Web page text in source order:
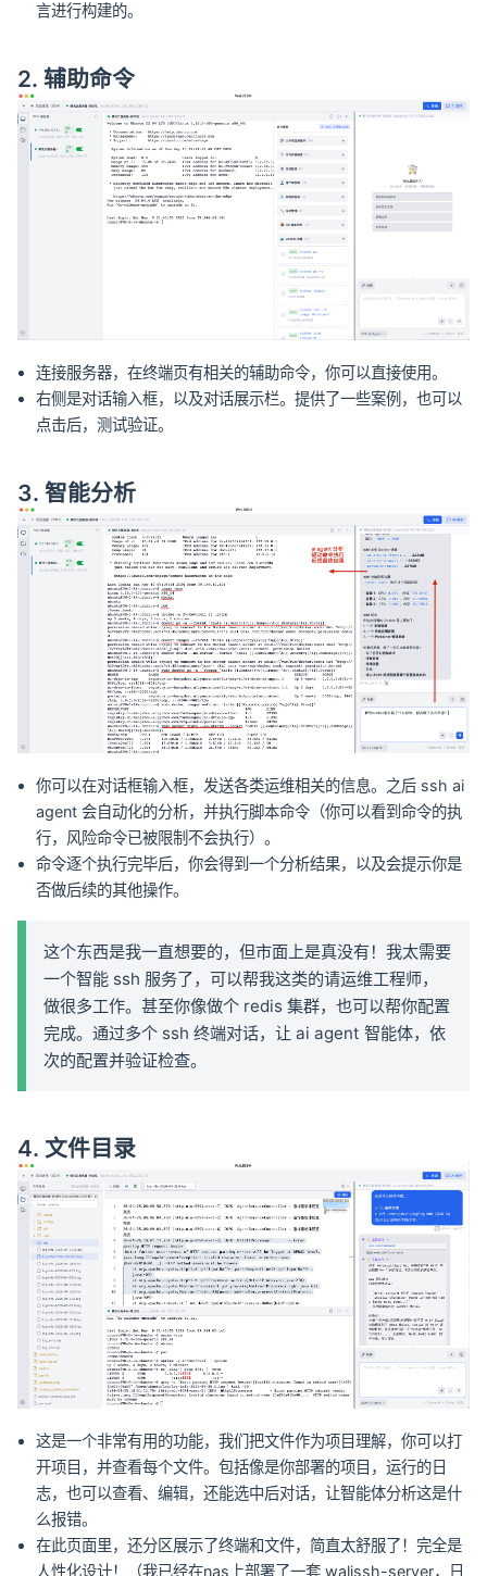
言进行构建的。
2. 辅助命令
连接服务器，在终端页有相关的辅助命令，你可以直接使用。
右侧是对话输入框，以及对话展示栏。提供了一些案例，也可以
点击后，测试验证。
3. 智能分析
你可以在对话框输入框，发送各类运维相关的信息。之后 ssh ai
agent 会自动化的分析，并执行脚本命令（你可以看到命令的执
行，风险命令已被限制不会执行）。
命令逐个执行完毕后，你会得到一个分析结果，以及会提示你是
否做后续的其他操作。
这个东西是我一直想要的，但市面上是真没有！我太需要
一个智能 ssh 服务了，可以帮我这类的请运维工程师，
做很多工作。甚至你像做个 redis 集群，也可以帮你配置
完成。通过多个 ssh 终端对话，让 ai agent 智能体，依
次的配置并验证检查。
4. 文件目录
这是一个非常有用的功能，我们把文件作为项目理解，你可以打
开项目，并查看每个文件。包括像是你部署的项目，运行的日
志，也可以查看、编辑，还能选中后对话，让智能体分析这是什
么报错。
在此页面里，还分区展示了终端和文件，简直太舒服了！完全是
人性化设计！（我已经在nas上部署了一套 walissh-server，日